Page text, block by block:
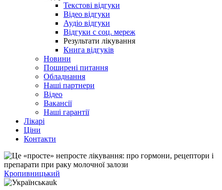
Текстові відгуки
Відео відгуки
Аудіо відгуки
Відгуки с соц. мереж
Результати лікування
Книга відгуків
Новини
Поширені питання
Обладнання
Наші партнери
Відео
Вакансії
Наші гарантії
Лікарі
Ціни
Контакти
Кропивницький
uk